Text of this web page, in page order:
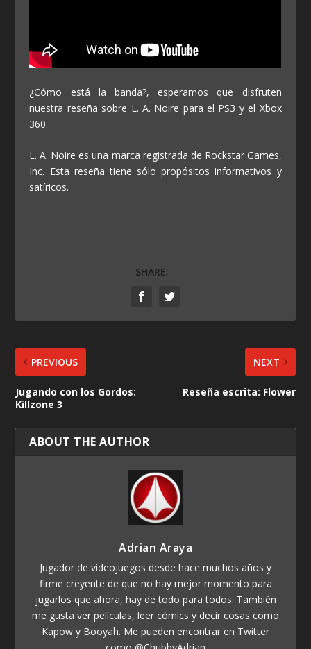
¿Cómo está la banda?, esperamos que disfruten
nuestra reseña sobre L. A. Noire para el PS3 y el Xbox
360.
L. A. Noire es una marca registrada de Rockstar Games,
Inc. Esta reseña tiene sólo propósitos informativos y
satíricos.
SHARE:
PREVIOUS
Jugando con los Gordos:
Killzone 3
NEXT
Reseña escrita: Flower
ABOUT THE AUTHOR
Adrian Araya
Jugador de videojuegos desde hace muchos años y
firme creyente de que no hay mejor momento para
jugarlos que ahora, hay de todo para todos. También
me gusta ver películas, leer cómics y decir cosas como
Kapow y Booyah. Me pueden encontrar en Twitter